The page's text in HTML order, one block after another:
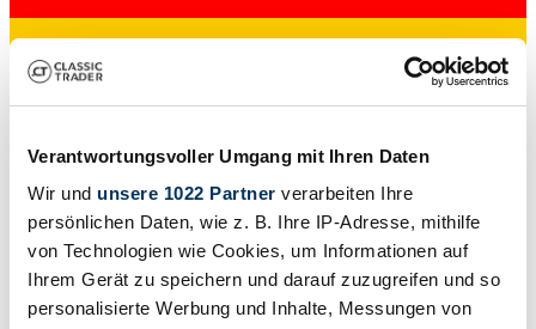
Verantwortungsvoller Umgang mit Ihren Daten
Wir und unsere 1022 Partner verarbeiten Ihre
persönlichen Daten, wie z. B. Ihre IP-Adresse, mithilfe
von Technologien wie Cookies, um Informationen auf
Ihrem Gerät zu speichern und darauf zuzugreifen und so
personalisierte Werbung und Inhalte, Messungen von
Händler